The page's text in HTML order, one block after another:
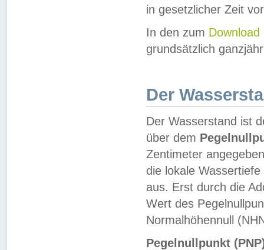
in gesetzlicher Zeit
In den zum Download
grundsätzlich
Der
Der Wasserstand ist
über dem
Zentimeter
die lokale
aus. Erst durch die
Wert des
Normalhöhennull
Pegelnullpunkt